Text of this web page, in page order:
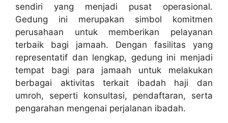
sendiri yang menjadi pusat operasional.
Gedung ini merupakan simbol komitmen
perusahaan untuk memberikan pelayanan
terbaik bagi jamaah. Dengan fasilitas yang
representatif dan lengkap, gedung ini menjadi
tempat bagi para jamaah untuk melakukan
berbagai aktivitas terkait ibadah haji dan
umroh, seperti konsultasi, pendaftaran, serta
pengarahan mengenai perjalanan ibadah.